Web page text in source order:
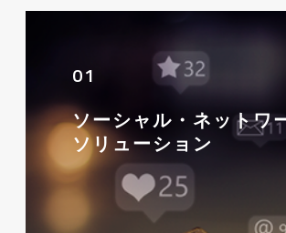
01
ソーシャル・ネットワ
ソリューション